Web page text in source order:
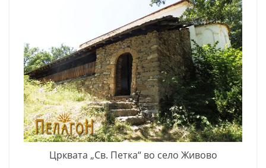
Црквата „Св. Петка“ во село Живово